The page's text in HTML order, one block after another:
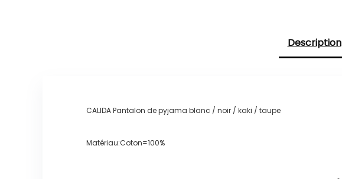
Description
CALIDA Pantalon de pyjama blanc / noir / kaki / taupe
Matériau:Coton=100%